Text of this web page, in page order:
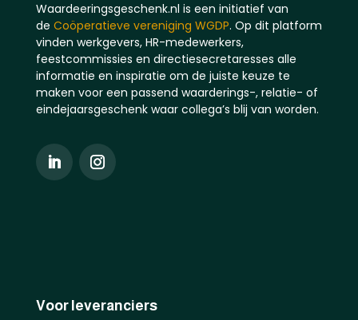
Waardeeringsgeschenk.nl is een initiatief van
de Coöperatieve vereniging WGDP. Op dit platform
vinden werkgevers, HR-medewerkers,
feestcommissies en directiesecretaresses alle
informatie en inspiratie om de juiste keuze te
maken voor een passend waarderings-, relatie- of
eindejaarsgeschenk waar collega’s blij van worden.
Voor leveranciers